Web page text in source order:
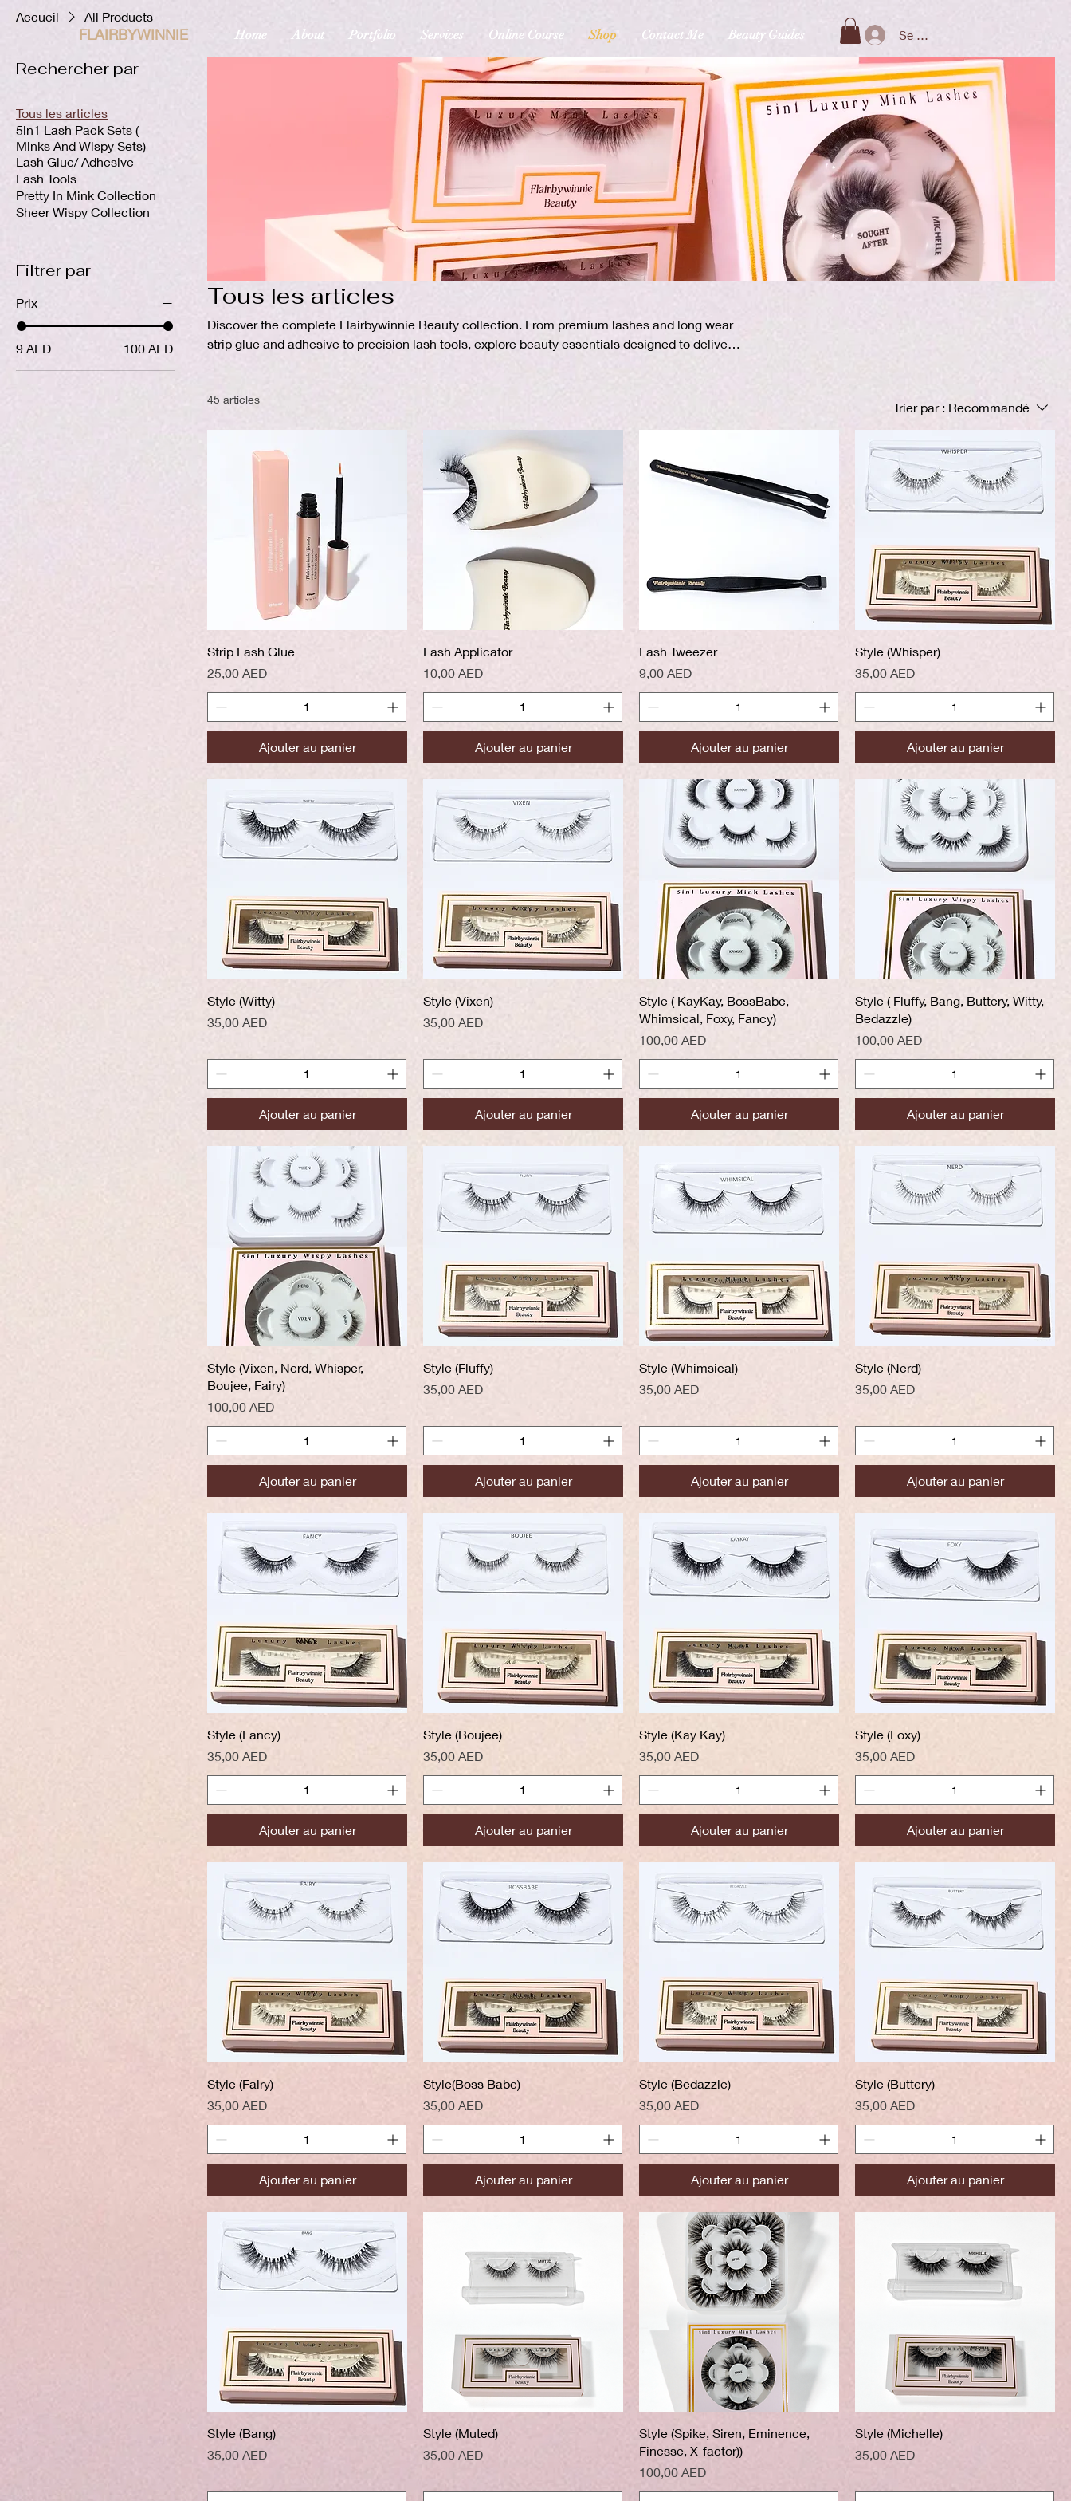
FLAIRBYWINNIE Home About Portfolio Services Online Course Shop Contact Me Beauty Guides Se connecter
Accueil All Products
Rechercher par
Tous les articles
5in1 Lash Pack Sets (
Minks And Wispy Sets)
Lash Glue/ Adhesive
Lash Tools
Pretty In Mink Collection
Sheer Wispy Collection
Filtrer par
Prix
9 AED 100 AED
Tous les articles
Discover the complete Flairbywinnie Beauty collection. From premium lashes and long wear
strip glue and adhesive to precision lash tools, explore beauty essentials designed to deliver
45 articles
Trier par : Recommandé
Aperçu rapide
Strip Lash Glue
Prix
25,00 AED
Ajouter au panier
Aperçu rapide
Lash Applicator
Prix
10,00 AED
Ajouter au panier
Aperçu rapide
Lash Tweezer
Prix
9,00 AED
Ajouter au panier
Aperçu rapide
Style (Whisper)
Prix
35,00 AED
Ajouter au panier
Aperçu rapide
Style (Witty)
Prix
35,00 AED
Ajouter au panier
Aperçu rapide
Style (Vixen)
Prix
35,00 AED
Ajouter au panier
Aperçu rapide
Style ( KayKay, BossBabe,
Whimsical, Foxy, Fancy)
Prix
100,00 AED
Ajouter au panier
Aperçu rapide
Style ( Fluffy, Bang, Buttery, Witty,
Bedazzle)
Prix
100,00 AED
Ajouter au panier
Aperçu rapide
Style (Vixen, Nerd, Whisper,
Boujee, Fairy)
Prix
100,00 AED
Ajouter au panier
Aperçu rapide
Style (Fluffy)
Prix
35,00 AED
Ajouter au panier
Aperçu rapide
Style (Whimsical)
Prix
35,00 AED
Ajouter au panier
Aperçu rapide
Style (Nerd)
Prix
35,00 AED
Ajouter au panier
Aperçu rapide
Style (Fancy)
Prix
35,00 AED
Ajouter au panier
Aperçu rapide
Style (Boujee)
Prix
35,00 AED
Ajouter au panier
Aperçu rapide
Style (Kay Kay)
Prix
35,00 AED
Ajouter au panier
Aperçu rapide
Style (Foxy)
Prix
35,00 AED
Ajouter au panier
Aperçu rapide
Style (Fairy)
Prix
35,00 AED
Ajouter au panier
Aperçu rapide
Style(Boss Babe)
Prix
35,00 AED
Ajouter au panier
Aperçu rapide
Style (Bedazzle)
Prix
35,00 AED
Ajouter au panier
Aperçu rapide
Style (Buttery)
Prix
35,00 AED
Ajouter au panier
Aperçu rapide
Style (Bang)
Prix
35,00 AED
Aperçu rapide
Style (Muted)
Prix
35,00 AED
Aperçu rapide
Style (Spike, Siren, Eminence,
Finesse, X-factor))
Prix
100,00 AED
Aperçu rapide
Style (Michelle)
Prix
35,00 AED